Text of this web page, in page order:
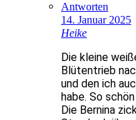
Antworten
14. Januar 2025
Heike
Die kleine
Blütentrieb
und den ich
habe. So
Die Bernina